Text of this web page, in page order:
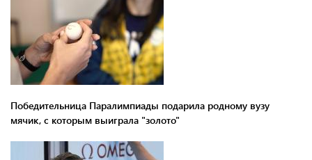
Победительница Паралимпиады подарила родному вузу
мячик, с которым выиграла "золото"